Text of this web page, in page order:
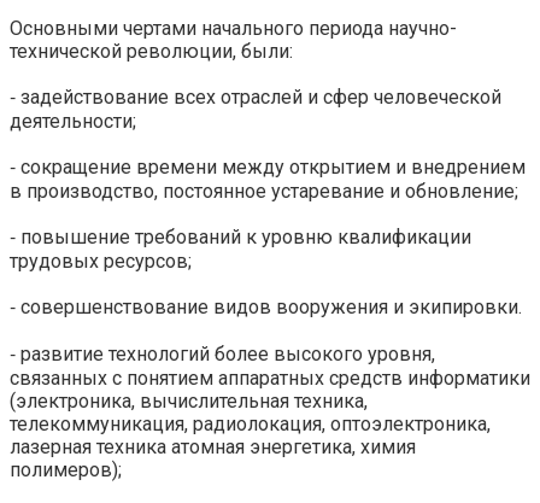
Основными чертами начального периода научно-
технической революции, были:
‑ задействование всех отраслей и сфер человеческой
деятельности;
‑ сокращение времени между открытием и внедрением
в производство, постоянное устаревание и обновление;
‑ повышение требований к уровню квалификации
трудовых ресурсов;
‑ совершенствование видов вооружения и экипировки.
‑ развитие технологий более высокого уровня,
связанных с понятием аппаратных средств информатики
(электроника, вычислительная техника,
телекоммуникация, радиолокация, оптоэлектроника,
лазерная техника атомная энергетика, химия
полимеров);